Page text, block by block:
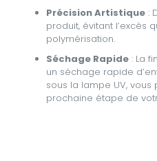
Précision Artistique:
produit, évitant l’excès
polymérisation.
Séchage Rapide: La
un séchage rapide
sous la lampe UV,
prochaine étape de